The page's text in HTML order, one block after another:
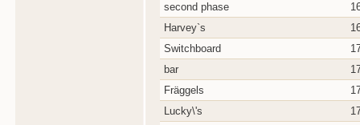
second phase
Harvey`s
Switchboard
bar
Fräggels
Lucky\'s